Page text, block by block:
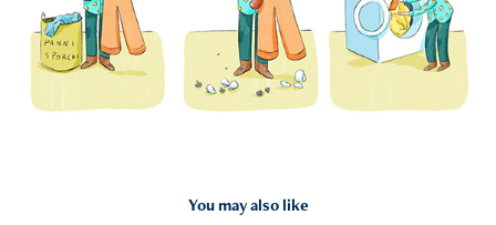
You may also like